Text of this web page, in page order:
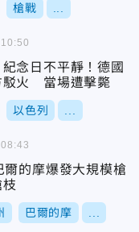
槍戰
紀念日不平靜！德國
駁火 當場遭擊斃
以色列
爾的摩爆發大規模槍
巴爾的摩